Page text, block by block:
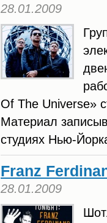
28.01.2009
Of The Universe»
Материал
студиях Нью-
Franz
28.01.2009